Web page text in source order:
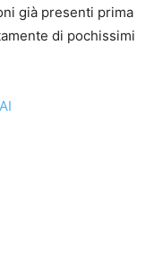
già presenti prima
di pochissimi